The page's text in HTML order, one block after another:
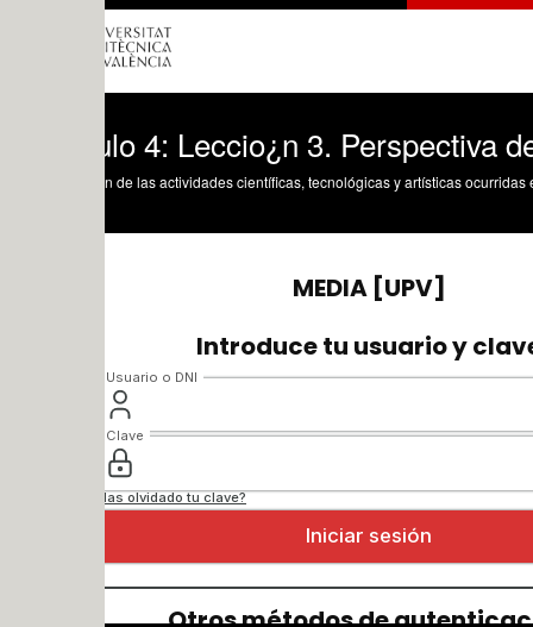
4: Leccio¿n 3. Perspectiva de los
de las actividades científicas, tecnológicas y artísticas ocurridas en los tres